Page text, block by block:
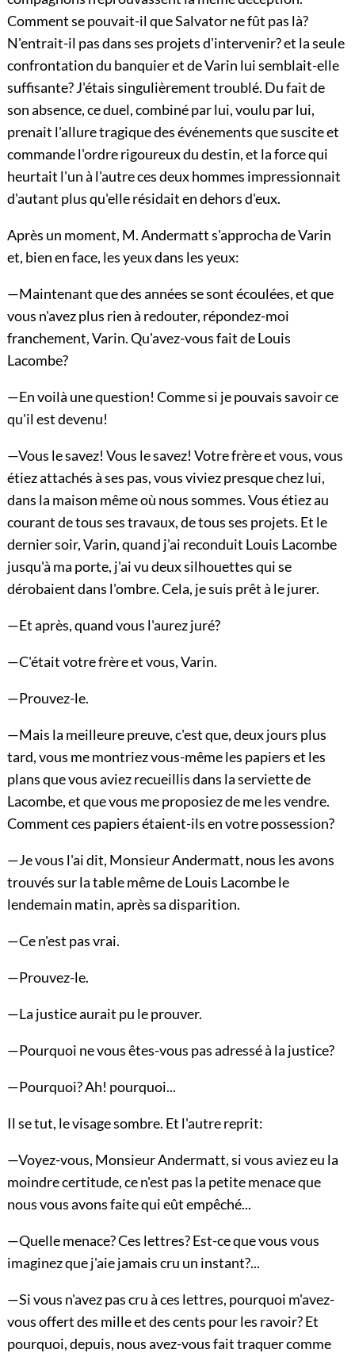
Comment se pouvait-il que Salvator ne fût pas là?
N'entrait-il pas dans ses projets d'intervenir? et la seule
confrontation du banquier et de Varin lui semblait-elle
suffisante? J'étais singulièrement troublé. Du fait de
son absence, ce duel, combiné par lui, voulu par lui,
prenait l'allure tragique des événements que suscite et
commande l'ordre rigoureux du destin, et la force qui
heurtait l'un à l'autre ces deux hommes impressionnait
d'autant plus qu'elle résidait en dehors d'eux.
Après un moment, M. Andermatt s'approcha de Varin
et, bien en face, les yeux dans les yeux:
—Maintenant que des années se sont écoulées, et que
vous n'avez plus rien à redouter, répondez-moi
franchement, Varin. Qu'avez-vous fait de Louis
Lacombe?
—En voilà une question! Comme si je pouvais savoir ce
qu'il est devenu!
—Vous le savez! Vous le savez! Votre frère et vous, vous
étiez attachés à ses pas, vous viviez presque chez lui,
dans la maison même où nous sommes. Vous étiez au
courant de tous ses travaux, de tous ses projets. Et le
dernier soir, Varin, quand j'ai reconduit Louis Lacombe
jusqu'à ma porte, j'ai vu deux silhouettes qui se
dérobaient dans l'ombre. Cela, je suis prêt à le jurer.
—Et après, quand vous l'aurez juré?
—C'était votre frère et vous, Varin.
—Prouvez-le.
—Mais la meilleure preuve, c'est que, deux jours plus
tard, vous me montriez vous-même les papiers et les
plans que vous aviez recueillis dans la serviette de
Lacombe, et que vous me proposiez de me les vendre.
Comment ces papiers étaient-ils en votre possession?
—Je vous l'ai dit, Monsieur Andermatt, nous les avons
trouvés sur la table même de Louis Lacombe le
lendemain matin, après sa disparition.
—Ce n'est pas vrai.
—Prouvez-le.
—La justice aurait pu le prouver.
—Pourquoi ne vous êtes-vous pas adressé à la justice?
—Pourquoi? Ah! pourquoi...
Il se tut, le visage sombre. Et l'autre reprit:
—Voyez-vous, Monsieur Andermatt, si vous aviez eu la
moindre certitude, ce n'est pas la petite menace que
nous vous avons faite qui eût empêché...
—Quelle menace? Ces lettres? Est-ce que vous vous
imaginez que j'aie jamais cru un instant?...
—Si vous n'avez pas cru à ces lettres, pourquoi m'avez-
vous offert des mille et des cents pour les ravoir? Et
pourquoi, depuis, nous avez-vous fait traquer comme